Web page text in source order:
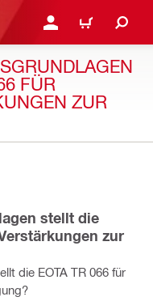
ANMELDEN ODER
WARENKORB
FÜR
ZUR
stellt die
zur
die EOTA TR 066 für